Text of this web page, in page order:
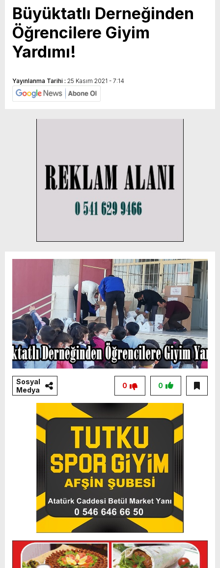
Büyüktatlı Derneğinden
Öğrencilere Giyim
Yardımı!
Yayınlanma Tarihi : 25 Kasım 2021 - 7:14
Sosyal
Medya
0
0